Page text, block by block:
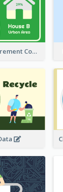
Housing Measurement Comparison